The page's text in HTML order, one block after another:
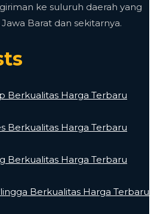
ke suluruh daerah yang
Barat dan sekitarnya.
Berkualitas Harga Terbaru
Berkualitas Harga Terbaru
Berkualitas Harga Terbaru
Berkualitas Harga Terbaru